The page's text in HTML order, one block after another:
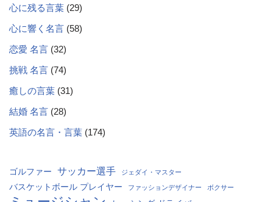
心に残る言葉 (29)
心に響く名言 (58)
恋愛 名言 (32)
挑戦 名言 (74)
癒しの言葉 (31)
結婚 名言 (28)
英語の名言・言葉 (174)
ゴルファー サッカー選手 ジェダイ・マスター
バスケットボール プレイヤー ファッションデザイナー ボクサー